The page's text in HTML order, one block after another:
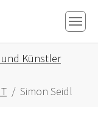
und Künstler
Simon Seidl